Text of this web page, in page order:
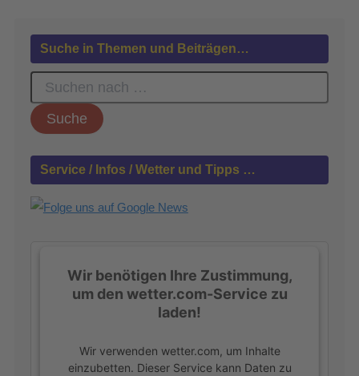
Suche in Themen und Beiträgen…
c
h
n
c
Service / Infos / Wetter und Tipps …
Wir benötigen Ihre Zustimmung,
um den wetter.com-Service zu
laden!
Wir verwenden wetter.com, um Inhalte
einzubetten. Dieser Service kann Daten zu